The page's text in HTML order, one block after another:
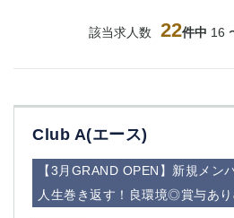
該当求人数 22件中 16
Club A(エース)
【3月GRAND OPEN】新規メン
人生巻き返す！良環境◎賞与あ
五反田
①六本木 ②西麻布
大山
赤坂
蒲田東口
多摩セン
立川（南口）
新宿